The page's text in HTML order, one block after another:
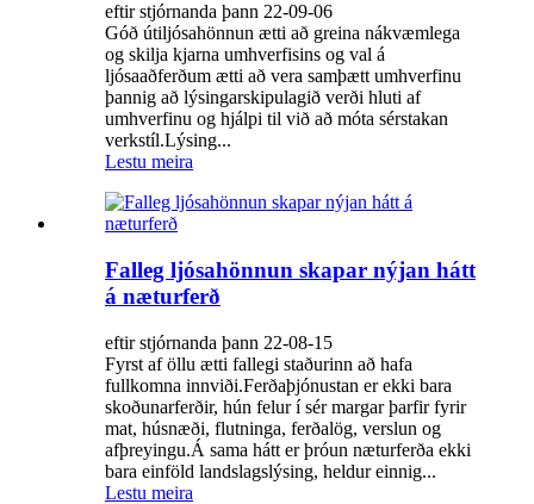
eftir stjórnanda þann 22-09-06
Góð útiljósahönnun ætti að greina nákvæmlega
og skilja kjarna umhverfisins og val á
ljósaaðferðum ætti að vera samþætt umhverfinu
þannig að lýsingarskipulagið verði hluti af
umhverfinu og hjálpi til við að móta sérstakan
verkstíl.Lýsing...
Lestu meira
Falleg ljósahönnun skapar nýjan hátt
á næturferð
eftir stjórnanda þann 22-08-15
Fyrst af öllu ætti fallegi staðurinn að hafa
fullkomna innviði.Ferðaþjónustan er ekki bara
skoðunarferðir, hún felur í sér margar þarfir fyrir
mat, húsnæði, flutninga, ferðalög, verslun og
afþreyingu.Á sama hátt er þróun næturferða ekki
bara einföld landslagslýsing, heldur einnig...
Lestu meira